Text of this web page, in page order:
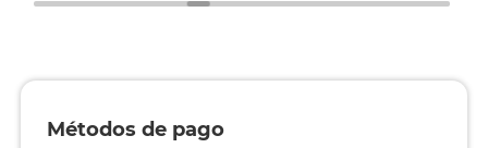
Métodos de pago